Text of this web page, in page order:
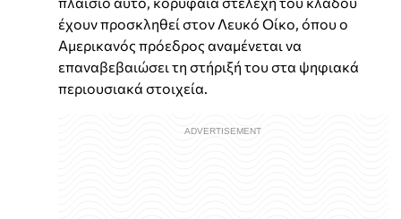
έχουν προσκληθεί στον Λευκό Οίκο, όπου ο
Αμερικανός πρόεδρος αναμένεται να
επαναβεβαιώσει τη στήριξή του στα ψηφιακά
περιουσιακά στοιχεία.